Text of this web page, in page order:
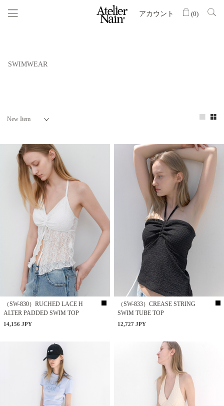
アカウント (0)
SWIMWEAR
（SW-830）RUCHED LACE H
ALTER PADDED SWIM TOP
14,156 JPY
（SW-833）CREASE STRING
SWIM TUBE TOP
12,727 JPY